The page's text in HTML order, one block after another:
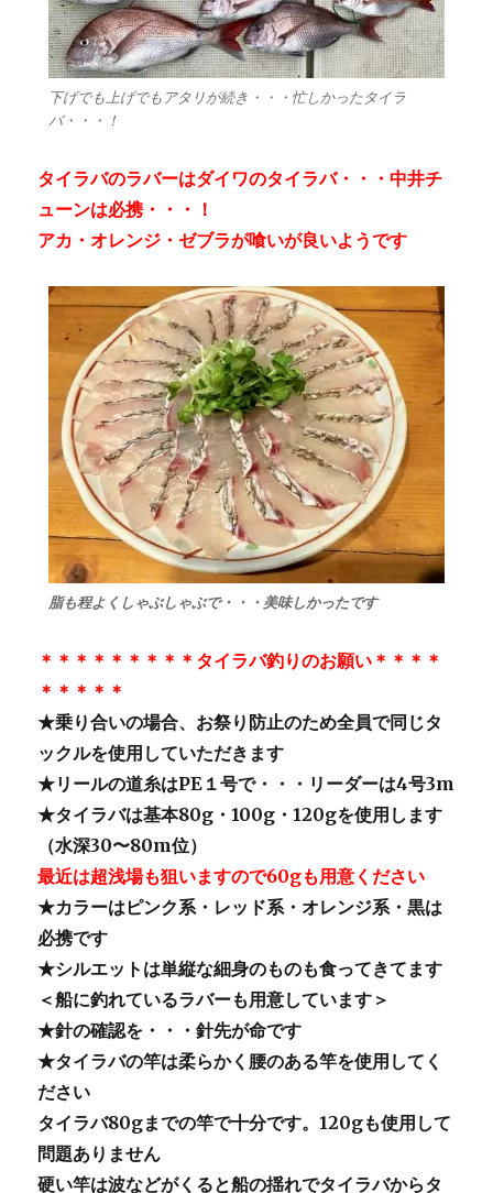
下げでも上げでもアタリが続き・・・忙しかったタイラ
バ・・・！
タイラバのラバーはダイワのタイラバ・・・中井チ
ューンは必携・・・！
アカ・オレンジ・ゼブラが喰いが良いようです
脂も程よくしゃぶしゃぶで・・・美味しかったです
＊＊＊＊＊＊＊＊＊タイラバ釣りのお願い＊＊＊＊
＊＊＊＊＊
★乗り合いの場合、お祭り防止のため全員で同じタ
ックルを使用していただきます
★リールの道糸はPE１号で・・・リーダーは4号3m
★タイラバは基本80g・100g・120gを使用します
（水深30〜80m位）
最近は超浅場も狙いますので60gも用意ください
★カラーはピンク系・レッド系・オレンジ系・黒は
必携です
★シルエットは単縦な細身のものも食ってきてます
＜船に釣れているラバーも用意しています＞
★針の確認を・・・針先が命です
★タイラバの竿は柔らかく腰のある竿を使用してく
ださい
タイラバ80gまでの竿で十分です。120gも使用して
問題ありません
硬い竿は波などがくると船の揺れでタイラバからタ